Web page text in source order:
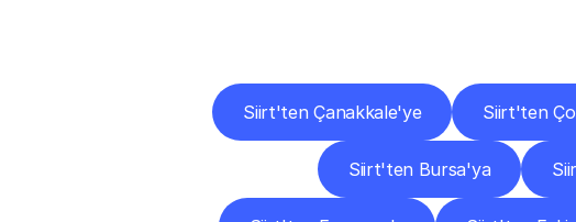
Siirt'ten Çanakkale'ye Siirt'ten
Siirt'ten Bursa'ya